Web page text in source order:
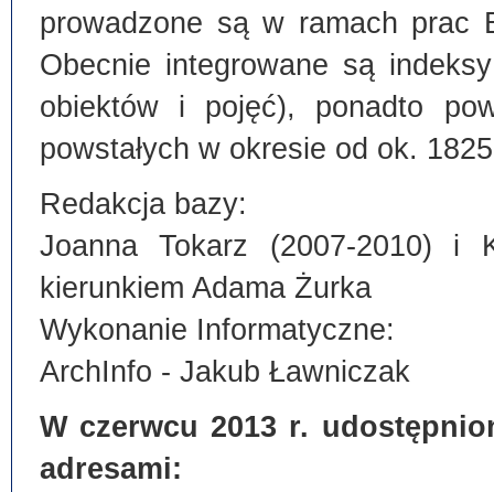
prowadzone są w ramach prac
Obecnie integrowane są
obiektów i pojęć), ponadto
powstałych w okresie od ok.
Redakcja bazy:
Joanna Tokarz (2007-2010) i
kierunkiem Adama Żurka
Wykonanie Informatyczne:
ArchInfo - Jakub Ławniczak
W czerwcu 2013 r.
adresami: